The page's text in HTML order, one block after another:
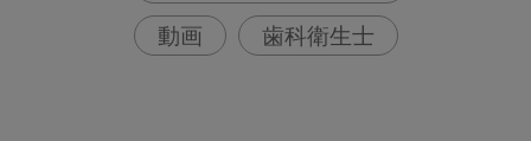
動画 歯科衛生士